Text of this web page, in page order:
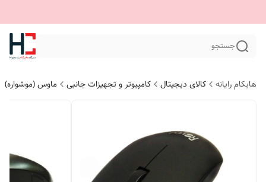
جستجو
هایکام رایانه کالای دیجیتال کامپیوتر و تجهیزات جانبی ماوس (موشواره)